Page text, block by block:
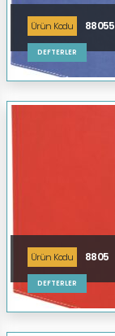
Ürün Kodu 88055
DEFTERLER
Ürün Kodu 8805
DEFTERLER